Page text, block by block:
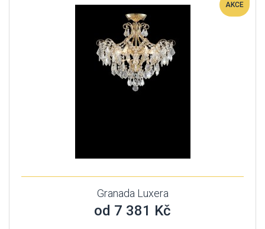
AKCE
Granada Luxera
od 7 381 Kč